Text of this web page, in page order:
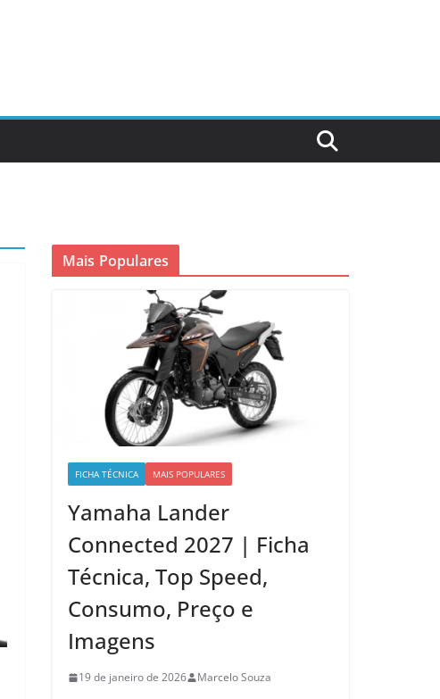
Mais Populares
FICHA TÉCNICA MAIS POPULARES
Yamaha Lander
Connected 2027 | Ficha
Técnica, Top Speed,
Consumo, Preço e
Imagens
19 de janeiro de 2026 Marcelo Souza